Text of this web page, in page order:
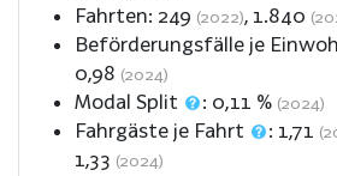
Fahrten: 249 (2022), 1.840
Beförderungsfälle je
0,98 (2024)
Modal Split : 0,11 % (2024)
Fahrgäste je Fahrt : 1,71
1,33 (2024)